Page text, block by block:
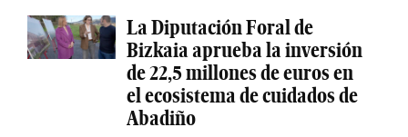
La Diputación Foral de
Bizkaia aprueba la inversión
de 22,5 millones de euros en
el ecosistema de cuidados de
Abadiño